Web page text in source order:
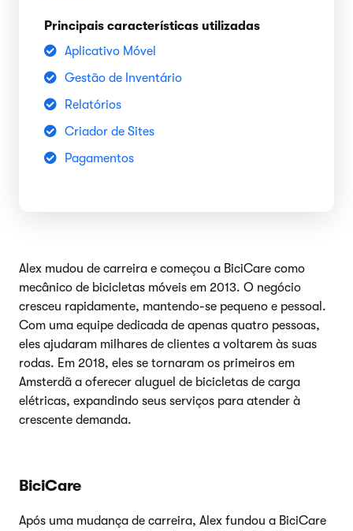
Principais características utilizadas
Aplicativo Móvel
Gestão de Inventário
Relatórios
Criador de Sites
Pagamentos
Alex mudou de carreira e começou a BiciCare como
mecânico de bicicletas móveis em 2013. O negócio
cresceu rapidamente, mantendo-se pequeno e pessoal.
Com uma equipe dedicada de apenas quatro pessoas,
eles ajudaram milhares de clientes a voltarem às suas
rodas. Em 2018, eles se tornaram os primeiros em
Amsterdã a oferecer aluguel de bicicletas de carga
elétricas, expandindo seus serviços para atender à
crescente demanda.
BiciCare
Após uma mudança de carreira, Alex fundou a BiciCare